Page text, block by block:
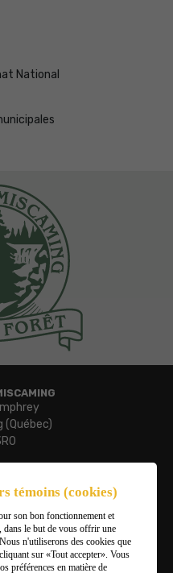
National
témoins (cookies)
son bon fonctionnement et
dans le but de vous offrir une
n'utiliserons des cookies que
sur «Tout accepter». Vous
préférences en matière de
(Québec)
3019
: